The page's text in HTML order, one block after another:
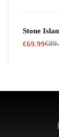
Stone
€
€69.99
|